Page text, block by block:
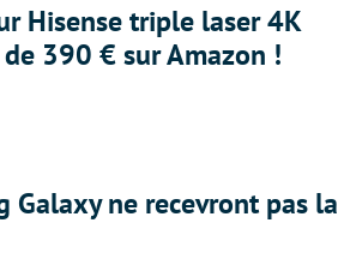
Hisense triple laser 4K
390 € sur Amazon !
Galaxy ne recevront pas la